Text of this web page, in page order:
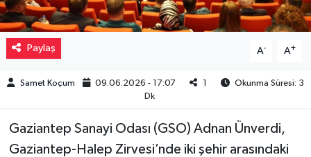
Paylaş A- A+
Samet Koçum 09.06.2026 - 17:07 1
Okunma Süresi: 3
Dk
Gaziantep Sanayi Odası (GSO) Adnan Ünverdi,
Gaziantep-Halep Zirvesi’nde iki şehir arasındaki
Sağlık
Spor